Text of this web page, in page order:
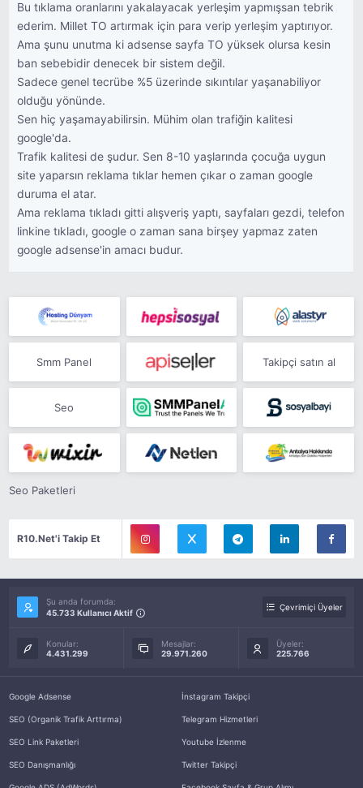
Bu tıklama oranlarını yakalayacak yerleşim yapmışsan tebrik
ederim. Millet TO artırmak için para verip yerleşim yaptırıyor.
Ama şunu unutma ki adsense sayfa TO yüksek olursa kesin
ban sebebidir denecek bir sistem değil.
Sadece genel tecrübe %5 üzerinde sıkıntılar yaşanabiliyor
olduğu yönünde.
Sen hiç yaşamayabilirsin. Mühim olan trafiğin kalitesi
google'da.
Trafik kalitesi de şudur. Sen 8-10 yaşlarında çocuğa uygun
site yaparsın reklama tıklar hemen çıkar o zaman google
duruma el atar.
Ama reklama tıkladı gitti alışveriş yaptı, sayfaları gezdi, telefon
linkine tıkladı, google o zaman sana birşey yapmaz zaten
google adsense'in amacı budur.
Smm Panel Takipçi satın al
Seo
Seo Paketleri
R10.Net'i Takip Et
Şu anda forumda:
45.733 Kullanıcı Aktif
Çevrimiçi Üyeler
Konular:
4.431.299
Mesajlar:
29.971.260
Üyeler:
225.766
Google Adsense
SEO (Organik Trafik Arttırma)
SEO Link Paketleri
SEO Danışmanlığı
İnstagram Takipçi
Telegram Hizmetleri
Youtube İzlenme
Twitter Takipçi